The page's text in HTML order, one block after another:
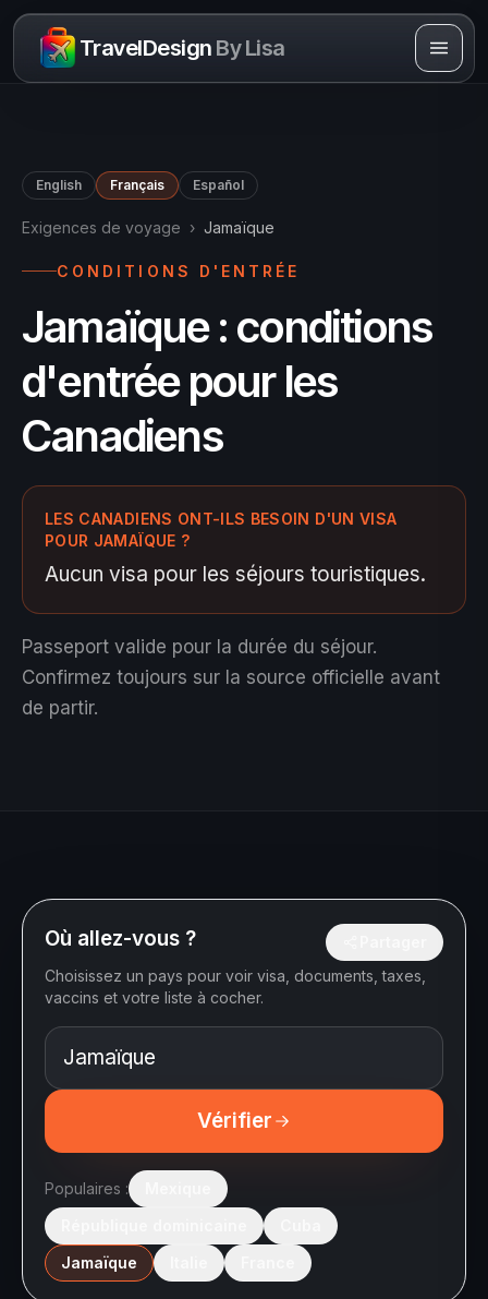
Skip to content
TravelDesign By Lisa
English Français Español
Exigences de voyage › Jamaïque
CONDITIONS D'ENTRÉE
Jamaïque : conditions
d'entrée pour les
Canadiens
LES CANADIENS ONT-ILS BESOIN D'UN VISA
POUR JAMAÏQUE ?
Aucun visa pour les séjours touristiques.
Passeport valide pour la durée du séjour.
Confirmez toujours sur la source officielle avant
de partir.
Où allez-vous ?
Choisissez un pays pour voir visa, documents, taxes,
vaccins et votre liste à cocher.
Vérifier
Populaires :
Jamaïque